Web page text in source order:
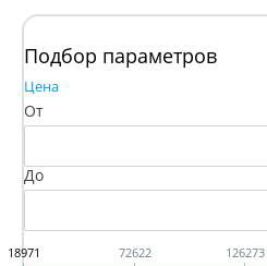
Подбор параметров
Цена
От
До
18971 72622 126273